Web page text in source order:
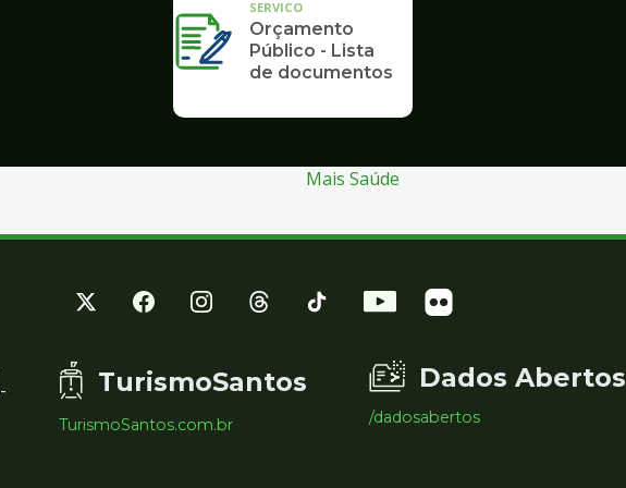
SERVICO
Orçamento
Público - Lista
de documentos
Mais Saúde
TurismoSantos
TurismoSantos.com.br
Dados Abertos
/dadosabertos